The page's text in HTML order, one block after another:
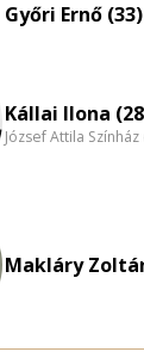
Győri Ernő (33)
Kállai Ilona
József Attila
Makláry